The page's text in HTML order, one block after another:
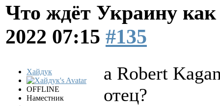
Что ждёт Украину как
2022 07:15 #135
Хайдук
OFFLINE
Наместник
а Robert
отец?